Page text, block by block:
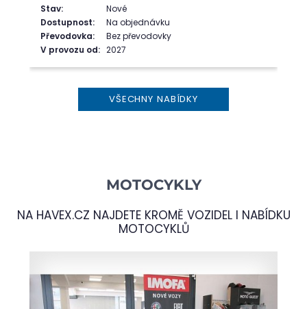
Stav:
Nové
Dostupnost:
Na objednávku
Převodovka:
Bez převodovky
V provozu od: 2027
VŠECHNY NABÍDKY
MOTOCYKLY
NA HAVEX.CZ NAJDETE KROMĚ VOZIDEL I NABÍDKU
MOTOCYKLŮ